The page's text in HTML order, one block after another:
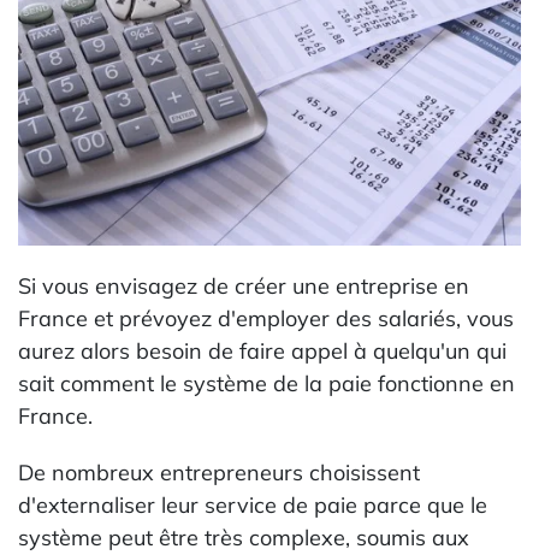
Si vous envisagez de créer une entreprise en
France et prévoyez d'employer des salariés, vous
aurez alors besoin de faire appel à quelqu'un qui
sait comment le système de la paie fonctionne en
France.
De nombreux entrepreneurs choisissent
d'externaliser leur service de paie parce que le
système peut être très complexe, soumis aux